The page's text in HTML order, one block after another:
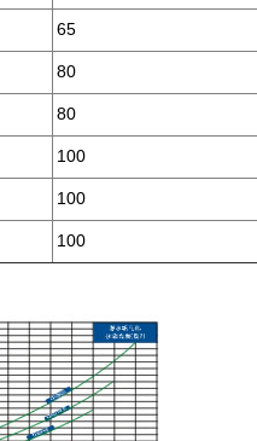
65
80
80
100
100
100